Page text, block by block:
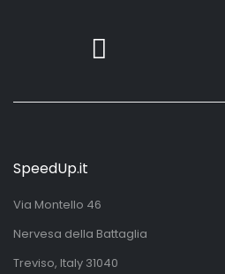
SpeedUp.it
Via Montello 46
Nervesa della Battaglia
Treviso, Italy 31040